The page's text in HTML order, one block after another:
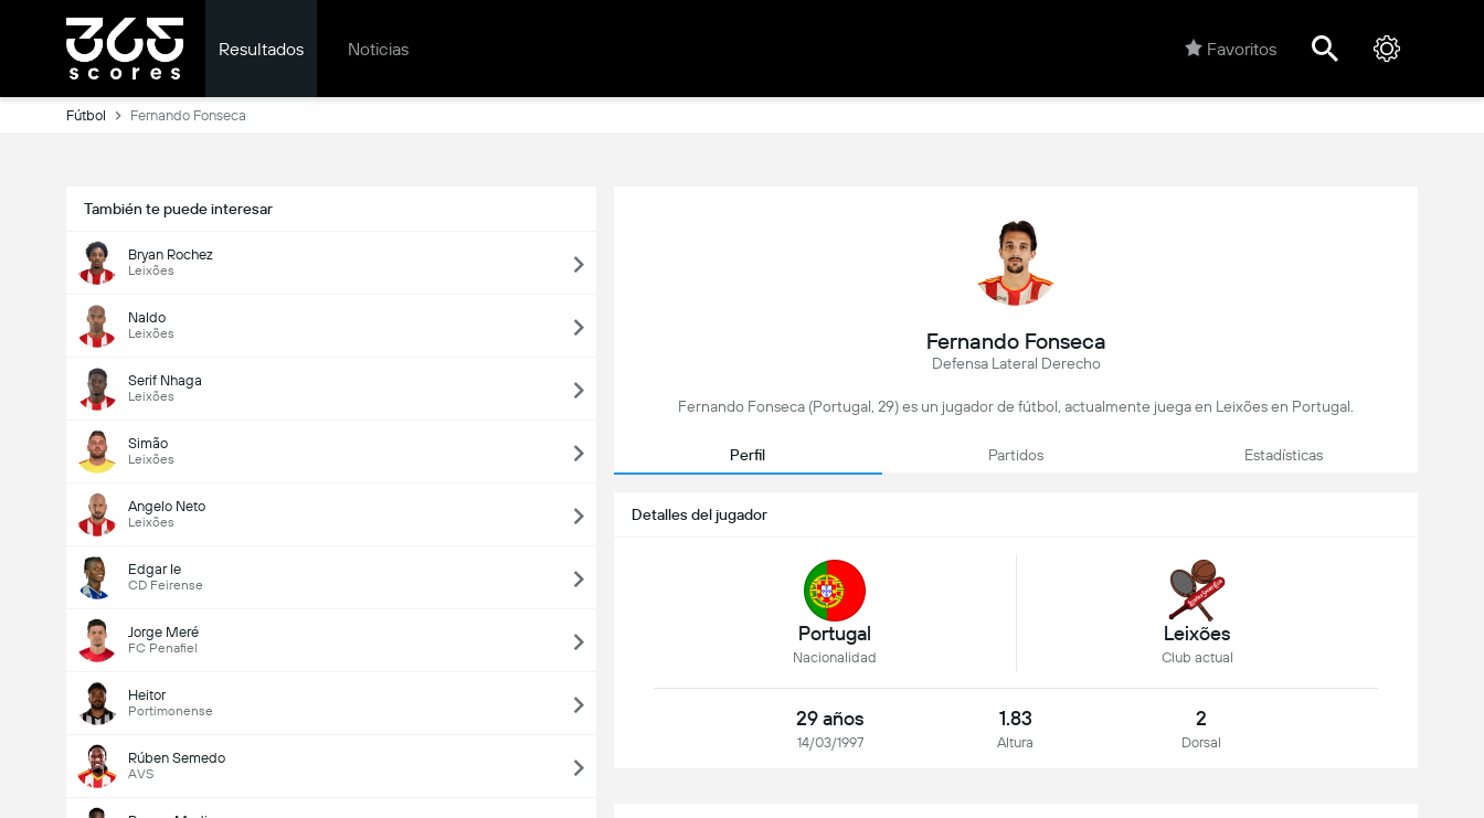
Resultados Noticias Favoritos
Fútbol Fernando Fonseca
También te puede interesar
Bryan Rochez
Leixões
Naldo
Leixões
Serif Nhaga
Leixões
Simão
Leixões
Angelo Neto
Leixões
Edgar Ie
CD Feirense
Jorge Meré
FC Penafiel
Heitor
Portimonense
Rúben Semedo
AVS
Fernando Fonseca
Defensa Lateral Derecho
Fernando Fonseca (Portugal, 29) es un jugador de fútbol, actualmente juega en Leixões en Portugal.
Perfil Partidos Estadísticas
Detalles del jugador
Portugal
Nacionalidad
Leixões
Club actual
29 años
14/03/1997
1.83
Altura
2
Dorsal